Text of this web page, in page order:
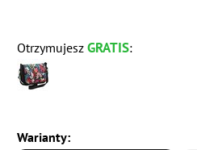
Warianty:
OtrzymujeszGRATIS: